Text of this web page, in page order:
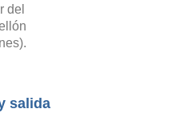
del
salida